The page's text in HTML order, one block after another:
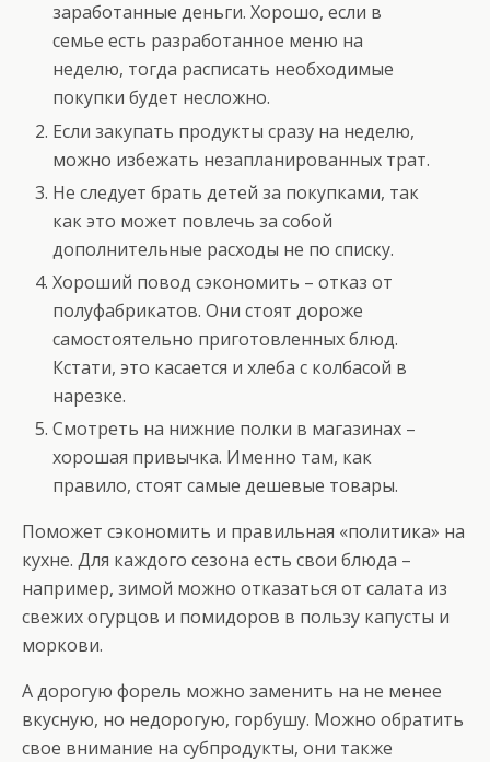
заработанные деньги. Хорошо, если в
семье есть разработанное меню на
неделю, тогда расписать необходимые
покупки будет несложно.
Если закупать продукты сразу на неделю,
можно избежать незапланированных трат.
Не следует брать детей за покупками, так
как это может повлечь за собой
дополнительные расходы не по списку.
Хороший повод сэкономить – отказ от
полуфабрикатов. Они стоят дороже
самостоятельно приготовленных блюд.
Кстати, это касается и хлеба с колбасой в
нарезке.
Смотреть на нижние полки в магазинах –
хорошая привычка. Именно там, как
правило, стоят самые дешевые товары.
Поможет сэкономить и правильная «политика» на
кухне. Для каждого сезона есть свои блюда –
например, зимой можно отказаться от салата из
свежих огурцов и помидоров в пользу капусты и
моркови.
А дорогую форель можно заменить на не менее
вкусную, но недорогую, горбушу. Можно обратить
свое внимание на субпродукты, они также